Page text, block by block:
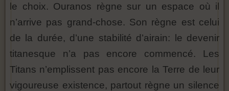
le choix. Ouranos règne sur un espace où il
n’arrive pas grand-chose. Son règne est celui
de la durée, d’une stabilité d’airain: le devenir
titanesque n’a pas encore commencé. Les
Titans n’emplissent pas encore la Terre de leur
vigoureuse existence, partout règne un silence